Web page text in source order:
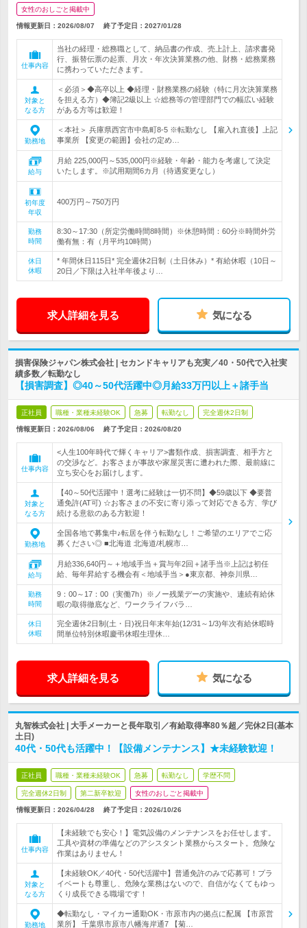
女性のおしごと掲載中
情報更新日：2026/08/07 終了予定日： 2027/01/28
仕事内容
当社の経理・総務職として、納品書の作成、売上計上、請求書発
行、振替伝票の起票、月次・年次決算業務の他、財務・総務業務
に携わっていただきます。
対象と
なる方
＜必須＞◆高卒以上 ◆経理・財務業務の経験（特に月次決算業務
を担える方）◆簿記2級以上 ☆総務等の管理部門での幅広い経験
がある方等は歓迎！
勤務地
＜本社＞ 兵庫県西宮市中島町8-5 ※転勤なし 【雇入れ直後】上記
事業所 【変更の範囲】会社の定め…
給与
月給 225,000円～535,000円※経験・年齢・能力を考慮して決定
いたします。※試用期間6カ月（待遇変更なし）
初年度
年収
400万円～750万円
勤務
時間
8:30～17:30（所定労働時間8時間）※休憩時間：60分※時間外労
働有無：有（月平均10時間）
休日
休暇
* 年間休日115日* 完全週休2日制（土日休み）* 有給休暇（10日～
20日／下限は入社半年後より…
求人詳細を見る 気になる
損害保険ジャパン株式会社 | セカンドキャリアも充実／40・50代で入社実
績多数／転勤なし
【損害調査】◎40～50代活躍中◎月給33万円以上＋諸手当
正社員 職種・業種未経験OK 急募 転勤なし 完全週休2日制
情報更新日：2026/08/06 終了予定日： 2026/08/20
仕事内容
<人生100年時代で輝くキャリア>書類作成、損害調査、相手方と
の交渉など。お客さまが事故や家屋災害に遭われた際、最前線に
立ち安心をお届けします。
対象と
なる方
【40～50代活躍中！選考に経験は一切不問】◆59歳以下 ◆要普
通免許(AT可) ☆お客さまの不安に寄り添って対応できる方、学び
続ける意欲のある方歓迎！
勤務地
全国各地で募集中♪転居を伴う転勤なし！ご希望のエリアでご応
募ください◎ ■北海道 北海道/札幌市…
給与
月給336,640円～＋地域手当＋賞与年2回＋諸手当※上記は初任
給、毎年昇給する機会有＜地域手当＞●東京都、神奈川県…
勤務
時間
9：00～17：00（実働7h）※ノー残業デーの実施や、連続有給休
暇の取得徹底など、ワークライフバラ…
休日
休暇
完全週休2日制(土・日)祝日年末年始(12/31～1/3)年次有給休暇時
間単位特別休暇慶弔休暇生理休…
求人詳細を見る 気になる
丸智株式会社 | 大手メーカーと長年取引／有給取得率80％超／完休2日(基本
土日)
40代・50代も活躍中！【設備メンテナンス】★未経験歓迎！
正社員 職種・業種未経験OK 急募 転勤なし 学歴不問
完全週休2日制 第二新卒歓迎 女性のおしごと掲載中
情報更新日：2026/04/28 終了予定日： 2026/10/26
仕事内容
【未経験でも安心！】電気設備のメンテナンスをお任せします。
工具や資材の準備などのアシスタント業務からスタート。危険な
作業はありません！
対象と
なる方
【未経験OK／40代・50代活躍中】普通免許のみで応募可！プラ
イベートも尊重し、危険な業務はないので、自信がなくてもゆっ
くり成長できる職場です！
勤務地
◆転勤なし・マイカー通勤OK・市原市内の拠点に配属 【市原営
業所】 千葉県市原市八幡海岸通7 【菊…